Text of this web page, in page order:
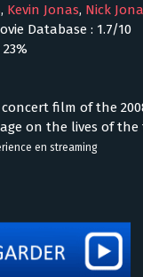
, Kevin Jonas, Nick
Database : 1.7/10
concert film of the
on the lives of the
en streaming